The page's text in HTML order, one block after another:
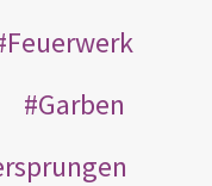
Feuerwerk
Garben